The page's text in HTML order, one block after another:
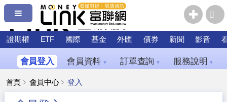
證期權 ETF 國際 基金 外匯 債券 新聞 影音
會員登入 會員資料 ▼ 訂單查詢 ▼ 服務說明 ▼
首頁 會員中心 登入